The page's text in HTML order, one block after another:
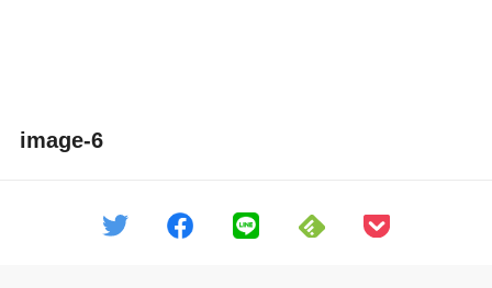
image-6